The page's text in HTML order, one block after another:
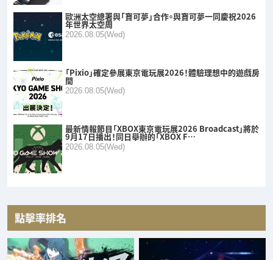
歐洲太空總署與「寶可夢」合作。與寶可夢一同慶祝2026
年世界太空周
2026.08.05(Wed)
「Pixio」確定參展東京電玩展2026！體驗理想中的遊戲房
間
2026.08.05(Wed)
最新情報節目「XBOX東京電玩展2026 Broadcast」將於
9月17日播出！同日舉辦的「XBOX F…
2026.08.05(Wed)
點擊率排名